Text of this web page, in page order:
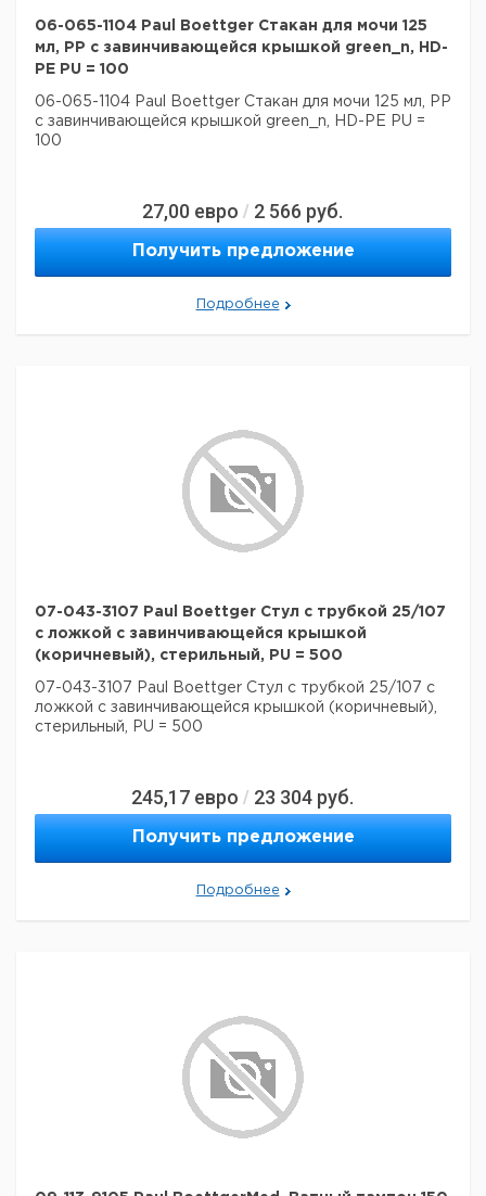
06-065-1104 Paul Boettger Стакан для мочи 125
мл, PP с завинчивающейся крышкой green_n, HD-
PE PU = 100
06-065-1104 Paul Boettger Стакан для мочи 125 мл, PP
с завинчивающейся крышкой green_n, HD-PE PU =
100
27,00 евро / 2 566 руб.
Получить предложение
Подробнее
07-043-3107 Paul Boettger Стул с трубкой 25/107
с ложкой с завинчивающейся крышкой
(коричневый), стерильный, PU = 500
07-043-3107 Paul Boettger Стул с трубкой 25/107 с
ложкой с завинчивающейся крышкой (коричневый),
стерильный, PU = 500
245,17 евро / 23 304 руб.
Получить предложение
Подробнее